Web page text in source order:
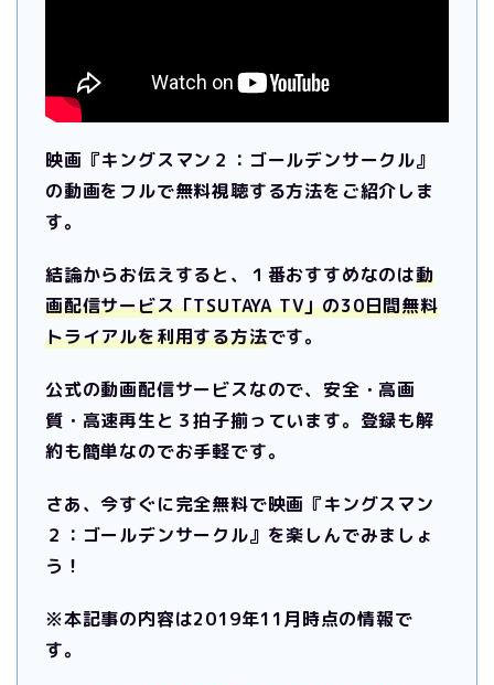
映画『キングスマン２：ゴールデンサークル』
の動画をフルで無料視聴する方法をご紹介しま
す。
結論からお伝えすると、１番おすすめなのは動
画配信サービス「TSUTAYA TV」の30日間無料
トライアルを利用する方法です。
公式の動画配信サービスなので、安全・高画
質・高速再生と３拍子揃っています。 登録も解
約も簡単なのでお手軽です。
さあ、今すぐに完全無料で映画『キングスマン
２：ゴールデンサークル』を楽しんでみましょ
う！
※本記事の内容は2019年11月時点の情報で
す。